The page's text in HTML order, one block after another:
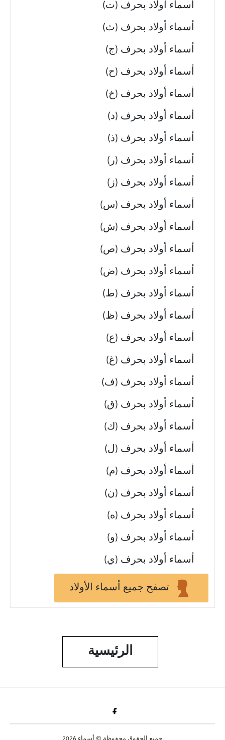
أسماء أولاد بحرف (ت)
أسماء أولاد بحرف (ث)
أسماء أولاد بحرف (ج)
أسماء أولاد بحرف (ح)
أسماء أولاد بحرف (خ)
أسماء أولاد بحرف (د)
أسماء أولاد بحرف (ذ)
أسماء أولاد بحرف (ر)
أسماء أولاد بحرف (ز)
أسماء أولاد بحرف (س)
أسماء أولاد بحرف (ش)
أسماء أولاد بحرف (ص)
أسماء أولاد بحرف (ض)
أسماء أولاد بحرف (ط)
أسماء أولاد بحرف (ظ)
أسماء أولاد بحرف (ع)
أسماء أولاد بحرف (غ)
أسماء أولاد بحرف (ف)
أسماء أولاد بحرف (ق)
أسماء أولاد بحرف (ك)
أسماء أولاد بحرف (ل)
أسماء أولاد بحرف (م)
أسماء أولاد بحرف (ن)
أسماء أولاد بحرف (ه)
أسماء أولاد بحرف (و)
أسماء أولاد بحرف (ي)
تصفح جميع أسماء الأولاد
الرئيسية
Fac